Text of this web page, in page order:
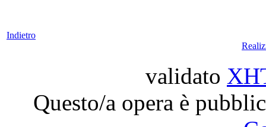
Indietro
validato
Questo/a opera è